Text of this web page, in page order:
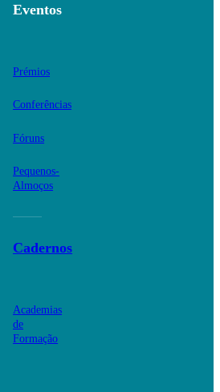
Eventos
Prémios
Conferências
Fóruns
Pequenos-
Almoços
Cadernos
Academias
de
Formação